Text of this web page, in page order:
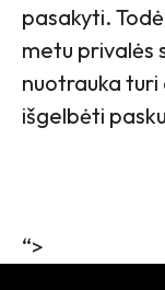
pasakyti.
metu privalės
nuotrauka
išgelbėti
“>